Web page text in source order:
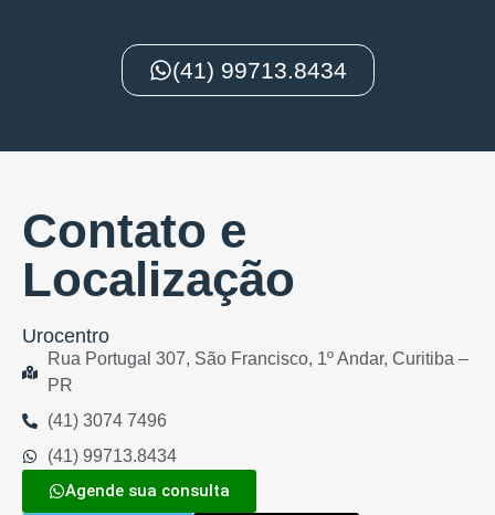
(41) 99713.8434
Contato e
Localização
Urocentro
Rua Portugal 307, São Francisco, 1º Andar, Curitiba –
PR
(41) 3074 7496
(41) 99713.8434
Agende sua consulta